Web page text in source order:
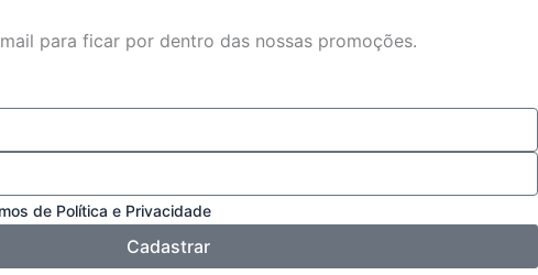
para ficar por dentro das nossas promoções.
de Política e Privacidade
Cadastrar